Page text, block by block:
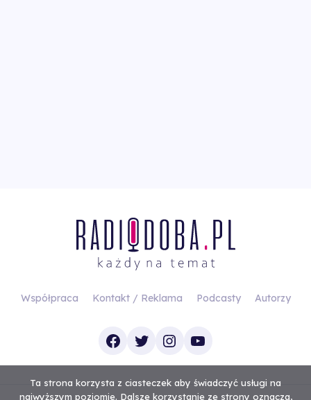
Współpraca Kontakt / Reklama Podcasty Autorzy
Facebook
TwitterInstagram
YouTube
Ta strona korzysta z ciasteczek aby świadczyć usługi na
najwyższym poziomie. Dalsze korzystanie ze strony oznacza,